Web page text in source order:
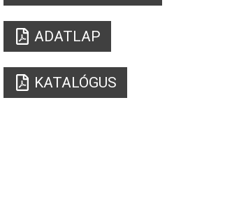
ADATLAP
KATALÓGUS